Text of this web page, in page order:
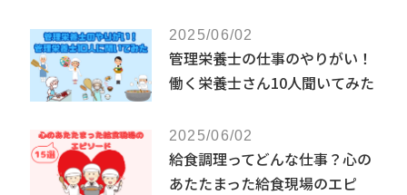
2025/06/02
管理栄養士の仕事のやりがい！
働く栄養士さん10人聞いてみた
2025/06/02
給食調理ってどんな仕事？心の
あたたまった給食現場のエピ